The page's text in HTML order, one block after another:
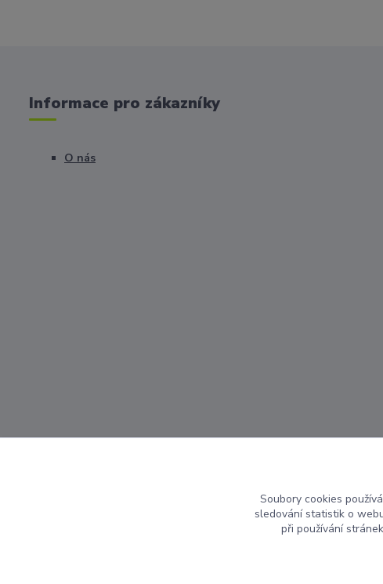
Informace pro zákazníky
O nás
Soubory cookies
sledování statistik o
při používání